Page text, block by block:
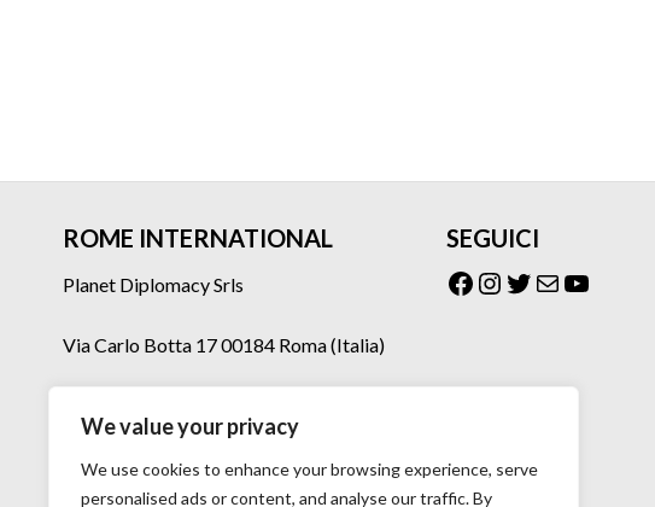
We value your privacy
We use cookies to enhance your browsing experience, serve
personalised ads or content, and analyse our traffic. By
ROME INTERNATIONAL
Planet Diplomacy Srls
Via Carlo Botta 17 00184 Roma (Italia)
Mail: planetdiplomacy@gmail.com
SEGUICI
Facebook
Instagram
Twitter
EmailYouTube